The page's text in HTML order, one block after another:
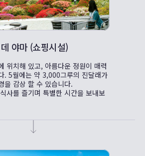
야마 (쇼핑시설)
위치해 있고, 아름다운 정원이 매력
. 5월에는 약 3,000그루의 진달래가
을 감상 할 수 있습니다.
사를 즐기며 특별한 시간을 보내보